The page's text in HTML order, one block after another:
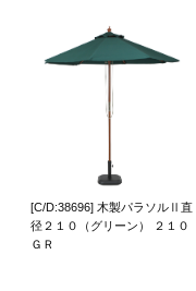
[C/D:38696] 木製パラソルⅡ直
径２１０（グリーン） ２１０
ＧＲ